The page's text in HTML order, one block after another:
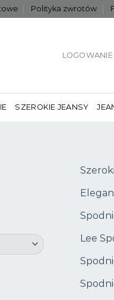
Polityka zwrotów
LOGOWANIE
SZEROKIE JEANSY
Lee